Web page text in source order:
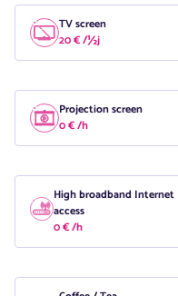
TV screen
20 € /½j
Projection screen
0 € /h
High broadband Internet
access
0 € /h